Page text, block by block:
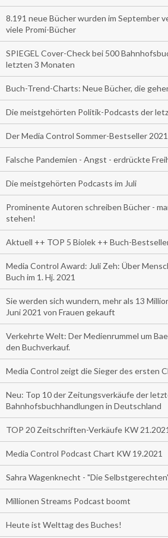
8.191 neue Bücher wurden im September
viele Promi-Bücher
SPIEGEL Cover-Check bei 500
letzten 3 Monaten
Buch-Trend-Charts: Neue Bücher, die
Die meistgehörten Politik-Podcasts der
Der Media Control Sommer-Bestseller 2021
Falsche Pandemien - Angst - erdrückte
Die meistgehörten Podcasts im Juli
Prominente Autoren schreiben Bücher -
stehen!
Aktuell ++ TOP 5 Biolek ++ Buch-
Media Control Award: Juli Zeh: Über
Buch im 1. Hj. 2021
Sie werden sich wundern, mehr als 13
Juni 2021 von Frauen gekauft
Verkehrte Welt: Der Medienrummel um
den Buchverkauf.
Media Control zeigt die Sieger des ersten
Neu: Top 10 der Zeitungsverkäufe der
Bahnhofsbuchhandlungen in Deutschland
TOP 20 Zeitschriften-Verkäufe KW 21.2021
Media Control Podcast Chart KW 19.2021
Sahra Wagenknecht - "Die
Millionen Streams Podcast boomt
Heute ist Welttag des Buches!